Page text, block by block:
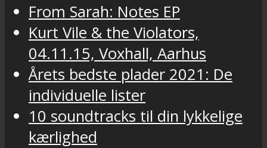
From Sarah: Notes EP
Kurt Vile & the Violators,
04.11.15, Voxhall, Aarhus
Årets bedste plader 2021: De
individuelle lister
10 soundtracks til din lykkelige
kærlighed